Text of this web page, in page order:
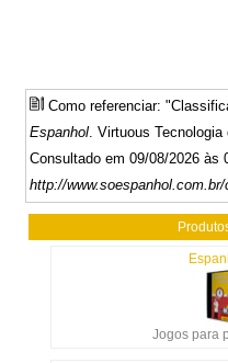
Como referenciar:
Espanhol . Virtuous
Consultado em 09/08/2026 às
http://
Jogos para